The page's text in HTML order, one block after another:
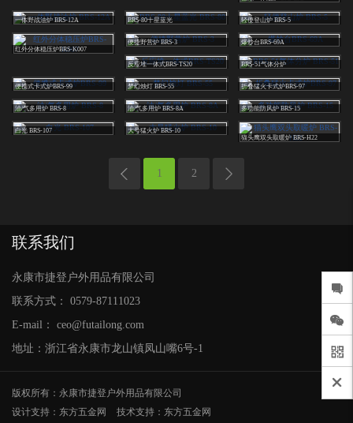
一体野战油炉 BRS-12A BRS-80十星蓝光 轻便登山炉 BRS-5
红外分体稳压炉BRS-K007
便捷野营炉 BRS-3 爆炒台BRS-69A
反应堆一体式BRS-TS20 BRS-51气体分炉
便携式卡式炉BRS-99 梦幻烛灯 BRS-55 折叠猛火卡式炉BRS-97
油/气多用炉 BRS-8 油/气多用炉 BRS-8A 多功能防风炉 BRS-15
白光 BRS-107
大号猛火炉 BRS-10
猫头鹰双头取暖炉 BRS-H22
1 2
联系我们
永康市捷登户外用品有限公司
联系方式：
0579-87111023
E-mail：
ceo@futailong.com
地址：浙江省永康市龙山镇凤山嘴6号-1
版权所有：永康市捷登户外用品有限公司
设计支持：东方五金网
技术支持：东方五金网
欢
迎
登